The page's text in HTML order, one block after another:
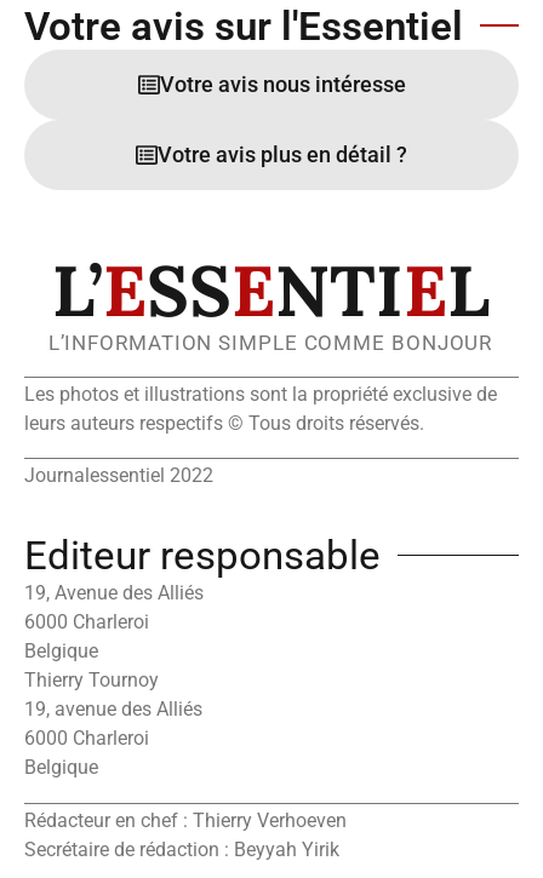
Votre avis sur l'Essentiel
Votre avis nous intéresse
Votre avis plus en détail ?
L’ESSENTIEL
L’INFORMATION SIMPLE COMME BONJOUR
Les photos et illustrations sont la propriété exclusive de
leurs auteurs respectifs © Tous droits réservés.
Journalessentiel 2022
Editeur responsable
19, Avenue des Alliés
6000 Charleroi
Belgique
Thierry Tournoy
19, avenue des Alliés
6000 Charleroi
Belgique
Rédacteur en chef : Thierry Verhoeven
Secrétaire de rédaction : Beyyah Yirik